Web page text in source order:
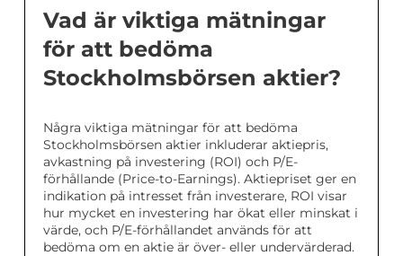
Vad är viktiga mätningar
för att bedöma
Stockholmsbörsen aktier?
Några viktiga mätningar för att bedöma
Stockholmsbörsen aktier inkluderar aktiepris,
avkastning på investering (ROI) och P/E-
förhållande (Price-to-Earnings). Aktiepriset ger en
indikation på intresset från investerare, ROI visar
hur mycket en investering har ökat eller minskat i
värde, och P/E-förhållandet används för att
bedöma om en aktie är över- eller undervärderad.